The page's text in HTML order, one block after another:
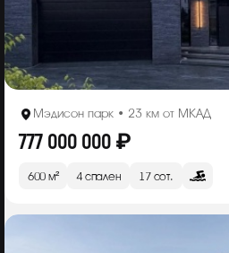
Мэдисон парк • 23 км от МКАД
777 000 000 ₽
600 м² 4 спален 17 сот.